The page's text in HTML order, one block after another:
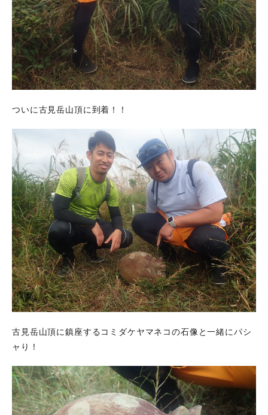
ついに古見岳山頂に到着！！
古見岳山頂に鎮座するコミダケヤマネコの石像と一緒にパシ
ャり！